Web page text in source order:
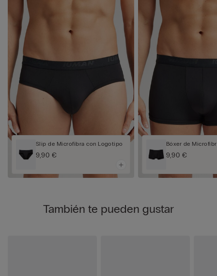
Slip de Microfibra con Logotipo
9,90 €
Bóxer de
9,90 €
También te pueden gustar